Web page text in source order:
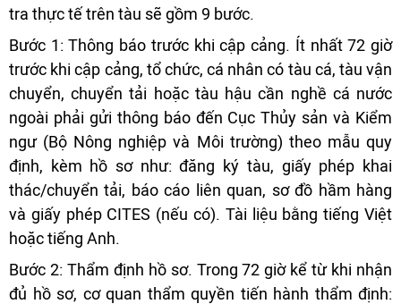
tra thực tế trên tàu sẽ gồm 9 bước.
Bước 1: Thông báo trước khi cập cảng. Ít nhất 72 giờ
trước khi cập cảng, tổ chức, cá nhân có tàu cá, tàu vận
chuyển, chuyển tải hoặc tàu hậu cần nghề cá nước
ngoài phải gửi thông báo đến Cục Thủy sản và Kiểm
ngư (Bộ Nông nghiệp và Môi trường) theo mẫu quy
định, kèm hồ sơ như: đăng ký tàu, giấy phép khai
thác/chuyển tải, báo cáo liên quan, sơ đồ hầm hàng
và giấy phép CITES (nếu có). Tài liệu bằng tiếng Việt
hoặc tiếng Anh.
Bước 2: Thẩm định hồ sơ. Trong 72 giờ kể từ khi nhận
đủ hồ sơ, cơ quan thẩm quyền tiến hành thẩm định: